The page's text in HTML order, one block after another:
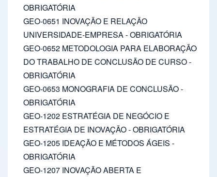
OBRIGATÓRIA
GEO-0651 INOVAÇÃO E RELAÇÃO
UNIVERSIDADE-EMPRESA - OBRIGATÓRIA
GEO-0652 METODOLOGIA PARA ELABORAÇÃO
DO TRABALHO DE CONCLUSÃO DE CURSO -
OBRIGATÓRIA
GEO-0653 MONOGRAFIA DE CONCLUSÃO -
OBRIGATÓRIA
GEO-1202 ESTRATÉGIA DE NEGÓCIO E
ESTRATÉGIA DE INOVAÇÃO - OBRIGATÓRIA
GEO-1205 IDEAÇÃO E MÉTODOS ÁGEIS -
OBRIGATÓRIA
GEO-1207 INOVAÇÃO ABERTA E